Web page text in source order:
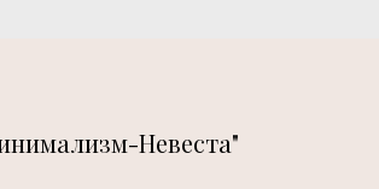
Невеста"